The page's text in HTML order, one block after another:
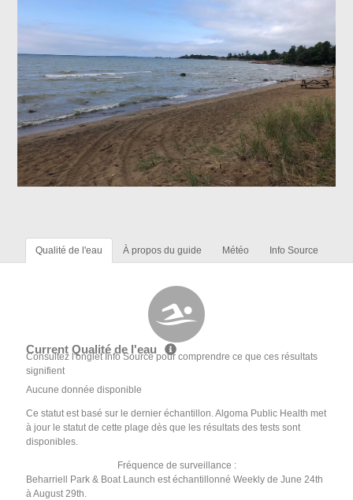
Qualité de l'eau À propos du guide Météo Info Source
Current Qualité de l'eau
Consultez l'onglet Info Source pour comprendre ce que ces résultats
signifient
Aucune donnée disponible
Ce statut est basé sur le dernier échantillon. Algoma Public Health met
à jour le statut de cette plage dès que les résultats des tests sont
disponibles.
Fréquence de surveillance :
Beharriell Park & Boat Launch est échantillonné Weekly de June 24th
à August 29th.